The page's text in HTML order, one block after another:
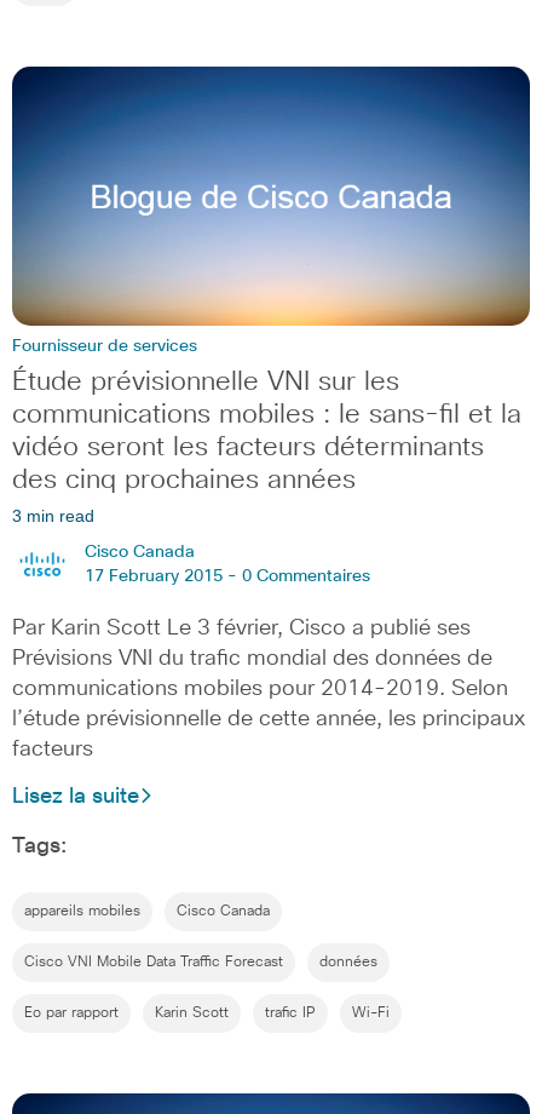
Fournisseur de services
Étude prévisionnelle VNI sur les
communications mobiles : le sans-fil et la
vidéo seront les facteurs déterminants
des cinq prochaines années
3 min read
Cisco Canada
17 February 2015 - 0 Commentaires
Par Karin Scott Le 3 février, Cisco a publié ses
Prévisions VNI du trafic mondial des données de
communications mobiles pour 2014-2019. Selon
l’étude prévisionnelle de cette année, les principaux
facteurs
Lisez la suite
Tags:
appareils mobiles Cisco Canada
Cisco VNI Mobile Data Traffic Forecast données
Eo par rapport Karin Scott trafic IP Wi-Fi